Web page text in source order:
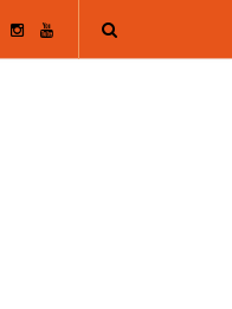
I Y